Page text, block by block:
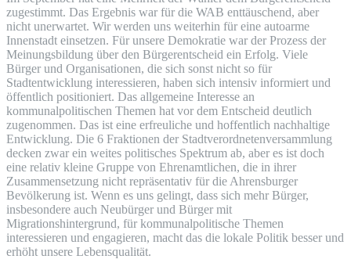
zugestimmt. Das Ergebnis war für die WAB enttäuschend, aber
nicht unerwartet. Wir werden uns weiterhin für eine autoarme
Innenstadt einsetzen. Für unsere Demokratie war der Prozess der
Meinungsbildung über den Bürgerentscheid ein Erfolg. Viele
Bürger und Organisationen, die sich sonst nicht so für
Stadtentwicklung interessieren, haben sich intensiv informiert und
öffentlich positioniert. Das allgemeine Interesse an
kommunalpolitischen Themen hat vor dem Entscheid deutlich
zugenommen. Das ist eine erfreuliche und hoffentlich nachhaltige
Entwicklung. Die 6 Fraktionen der Stadtverordnetenversammlung
decken zwar ein weites politisches Spektrum ab, aber es ist doch
eine relativ kleine Gruppe von Ehrenamtlichen, die in ihrer
Zusammensetzung nicht repräsentativ für die Ahrensburger
Bevölkerung ist. Wenn es uns gelingt, dass sich mehr Bürger,
insbesondere auch Neubürger und Bürger mit
Migrationshintergrund, für kommunalpolitische Themen
interessieren und engagieren, macht das die lokale Politik besser und
erhöht unsere Lebensqualität.